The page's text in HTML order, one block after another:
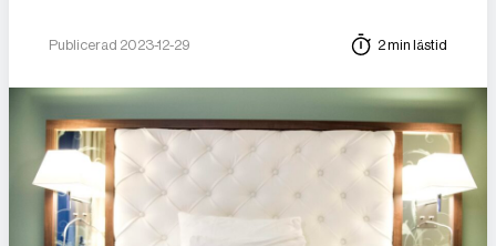
Publicerad 2023-12-29 2 min lästid